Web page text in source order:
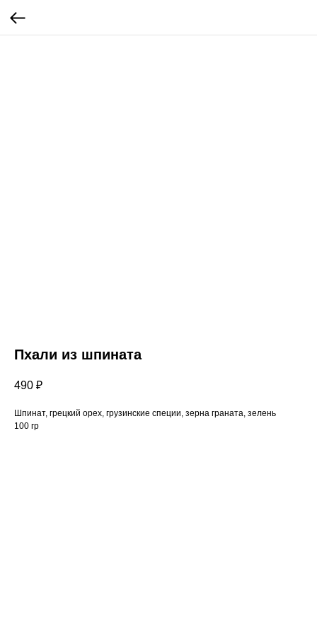
Пхали из шпината
490 ₽
Шпинат, грецкий орех, грузинские специи, зерна граната, зелень
100 гр